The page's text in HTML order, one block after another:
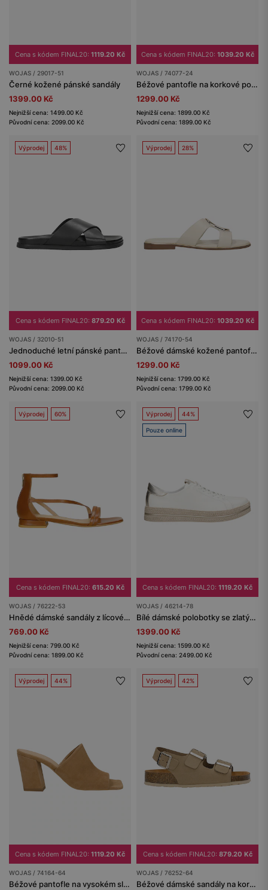
Cena s kódem FINAL20: 1119.20 Kč
WOJAS / 29017-51
Černé kožené pánské sandály
1399.00 Kč
Nejnižší cena: 1499.00 Kč
Původní cena: 2099.00 Kč
Cena s kódem FINAL20: 1039.20 Kč
WOJAS / 74077-24
Béžové pantofle na korkové podrážce
1299.00 Kč
Nejnižší cena: 1899.00 Kč
Původní cena: 1899.00 Kč
Výprodej 48%
Cena s kódem FINAL20: 879.20 Kč
WOJAS / 32010-51
Jednoduché letní pánské pantofle z černé kůže
1099.00 Kč
Nejnižší cena: 1399.00 Kč
Původní cena: 2099.00 Kč
Výprodej 28%
Cena s kódem FINAL20: 1039.20 Kč
WOJAS / 74170-54
Béžové dámské kožené pantofle s kovovou ozdobou
1299.00 Kč
Nejnižší cena: 1799.00 Kč
Původní cena: 1799.00 Kč
Výprodej 60%
Cena s kódem FINAL20: 615.20 Kč
WOJAS / 76222-53
Hnědé dámské sandály z lícové kůže
769.00 Kč
Nejnižší cena: 799.00 Kč
Původní cena: 1899.00 Kč
Výprodej 44%
Pouze online
Cena s kódem FINAL20: 1119.20 Kč
WOJAS / 46214-78
Bílé dámské polobotky se zlatými detaily a béžovou podrážkou
1399.00 Kč
Nejnižší cena: 1599.00 Kč
Původní cena: 2499.00 Kč
Výprodej 44%
Cena s kódem FINAL20: 1119.20 Kč
WOJAS / 74164-64
Béžové pantofle na vysokém sloupkovém podpatku
Výprodej 42%
Cena s kódem FINAL20: 879.20 Kč
WOJAS / 76252-64
Béžové dámské sandály na korkové platformě